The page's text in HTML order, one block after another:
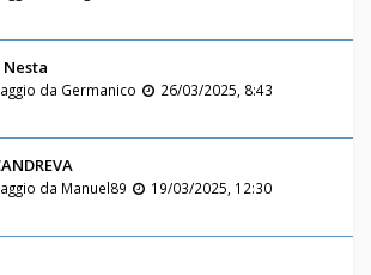
da Germanico
26/03/2025, 8:43
da Manuel89
19/03/2025, 12:30